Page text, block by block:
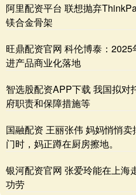
阿里配资平台 联想抛弃
镁合金骨架
旺鼎配资官网 科伦博泰：
进产品商业化落地
智选股配资APP下载 我国拟对
府职责和保障措施等
国融配资 王丽张伟 妈妈悄悄
门时，妈正蹲在厨房擦地。
银河配资官网 张爱玲能在上海
功劳